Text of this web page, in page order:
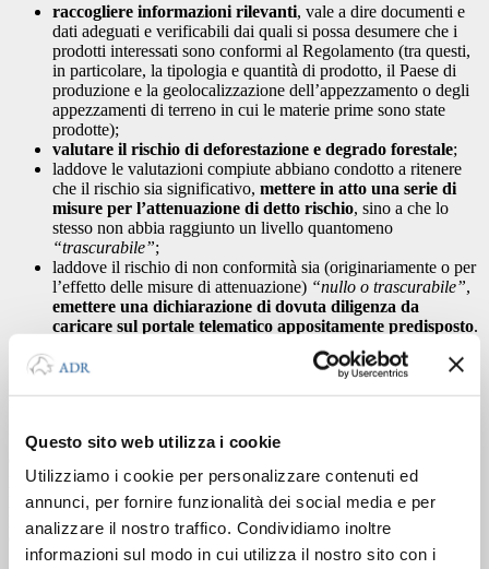
Questo sito web utilizza i cookie
Utilizziamo i cookie per personalizzare contenuti ed
annunci, per fornire funzionalità dei social media e per
analizzare il nostro traffico. Condividiamo inoltre
informazioni sul modo in cui utilizza il nostro sito con i
raccogliere informazioni rilevanti, vale a dire documenti e
dati adeguati e verificabili dai quali si possa desumere che i
prodotti interessati sono conformi al Regolamento (tra questi,
in particolare, la tipologia e quantità di prodotto, il Paese di
produzione e la geolocalizzazione dell’appezzamento o degli
appezzamenti di terreno in cui le materie prime sono state
prodotte);
valutare il rischio di deforestazione e degrado forestale;
laddove le valutazioni compiute abbiano condotto a ritenere
che il rischio sia significativo, mettere in atto una serie di
misure per l’attenuazione di detto rischio, sino a che lo
stesso non abbia raggiunto un livello quantomeno
“trascurabile”;
laddove il rischio di non conformità sia (originariamente o per
l’effetto delle misure di attenuazione) “nullo o trascurabile”,
emettere una dichiarazione di dovuta diligenza da
caricare sul portale telematico appositamente predisposto.
Si potrà commercializzare i prodotti solamente nel caso in cui si sia
giunti alla conclusione che il rischio di non conformità sia nullo o
trascurabile.
Per il caso in cui i Paesi di produzione rientrino tra quelli non
potranno attuare una“Due diligence semplificata”, dovendo
provvedere a raccogliere le informazioni relative ai Paesi di
produzione, ma senza dover effettuare la valutazione del rischio e la
eventuale attuazione delle misure di attenuazione.